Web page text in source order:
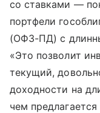
со ставками —
портфели
(ОФЗ-ПД) с
«Это позволит
текущий,
доходности на
чем